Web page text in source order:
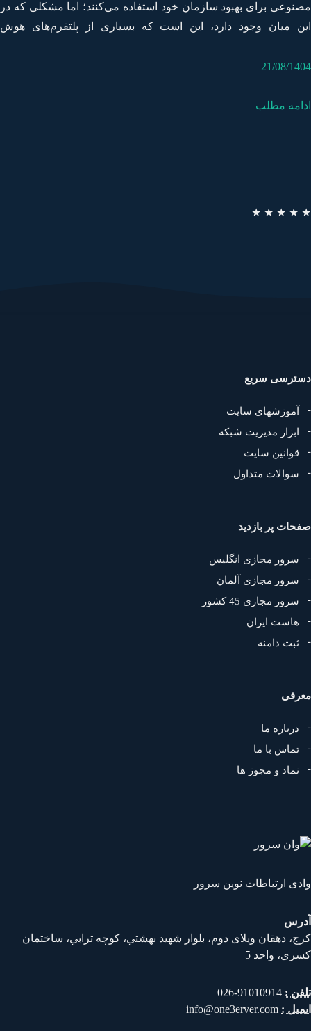
برای بهبود سازمان خود استفاده می‌کنند؛ اما مشکلی که در
میان وجود دارد، این است که بسیاری از پلتفرم‌های هوش
21/08/
مطلب
★
★
★
★
سریع
آموزشهای سایت
ابزار مدیریت شبکه
قوانین سایت
سوالات متداول
پر بازدید
سرور مجازی انگلیس
سرور مجازی آلمان
سرور مجازی 45 کشور
هاست ایران
ثبت دامنه
درباره ما
تماس با ما
نماد و مجوز ها
ارتباطات نوین سرور
دهقان ويلای دوم، بلوار شهيد بهشتي، كوچه ترابي، ساختمان
واحد 5
:
91010914-026
:
info@one3erver.com